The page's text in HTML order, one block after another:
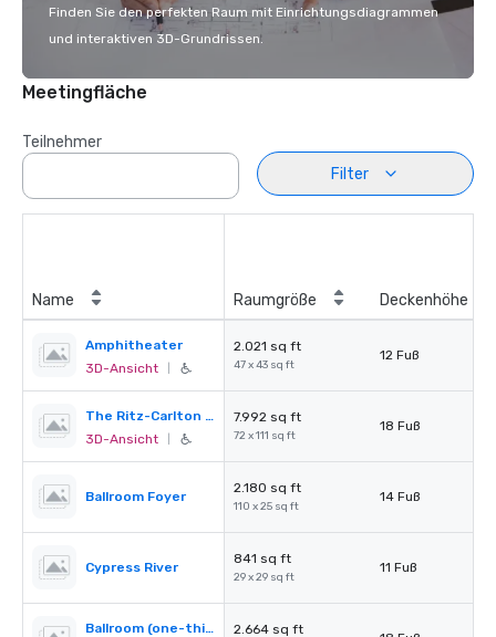
Finden Sie den perfekten Raum mit Einrichtungsdiagrammen
und interaktiven 3D-Grundrissen.
Meetingfläche
Teilnehmer
Filter
Name Raumgröße Deckenhöhe
Amphitheater
3D-Ansicht
2.021 sq ft
47 x 43 sq ft
12 Fuß
The Ritz-Carlton Ballroom
3D-Ansicht
7.992 sq ft
72 x 111 sq ft
18 Fuß
Ballroom Foyer
2.180 sq ft
110 x 25 sq ft
14 Fuß
Cypress River
841 sq ft
29 x 29 sq ft
11 Fuß
Ballroom (one-third section) 2.664 sq ft